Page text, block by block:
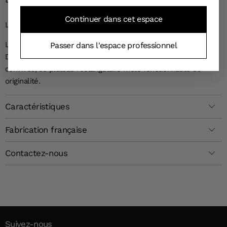
Continuer dans cet espace
Passer dans l'espace professionnel
LE PLATEAU DE VOS REVES
Laissez-vous séduire par l'élégance simple de ce plateau
Dream Idéal pour décorer votre table ou pour servir vos
convives, ce plateau rectangulaire mêle fonctionnalité et
originalité.
Caractéristiques
Fabrication française
Contactez-nous
Suivez-nous